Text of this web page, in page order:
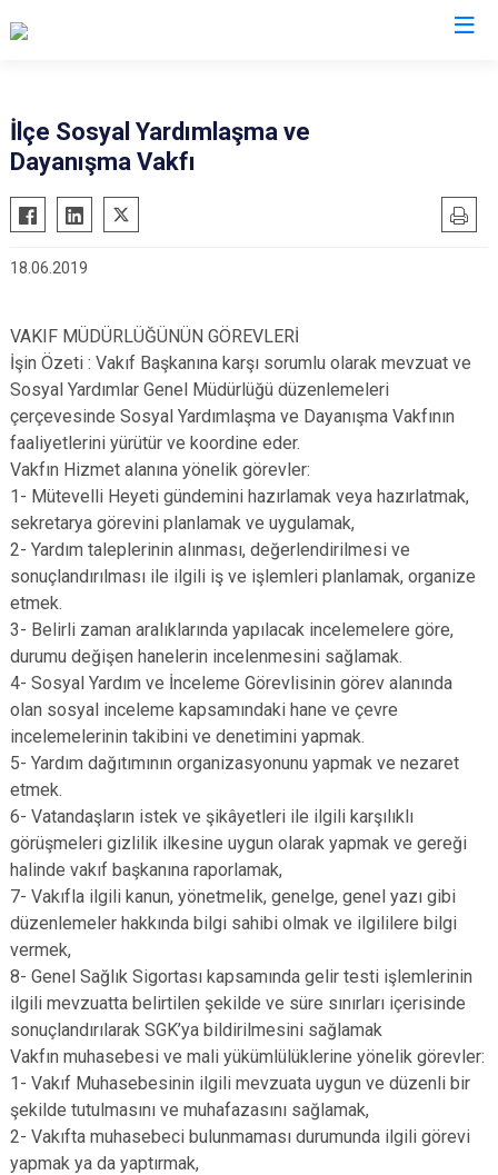
Bozdoğan
Buharkent
Didim
İncirliova
Karacasu
Karpuzlu
Koçarlı
Sultanhisar
Yenipazar
Efeler
İlçe Sosyal Yardımlaşma ve
Dayanışma Vakfı
18.06.2019
VAKIF MÜDÜRLÜĞÜNÜN GÖREVLERİ
İşin Özeti : Vakıf Başkanına karşı sorumlu olarak mevzuat ve
Sosyal Yardımlar Genel Müdürlüğü düzenlemeleri
çerçevesinde Sosyal Yardımlaşma ve Dayanışma Vakfının
faaliyetlerini yürütür ve koordine eder.
Vakfın Hizmet alanına yönelik görevler:
1- Mütevelli Heyeti gündemini hazırlamak veya hazırlatmak,
sekretarya görevini planlamak ve uygulamak,
2- Yardım taleplerinin alınması, değerlendirilmesi ve
sonuçlandırılması ile ilgili iş ve işlemleri planlamak, organize
etmek.
3- Belirli zaman aralıklarında yapılacak incelemelere göre,
durumu değişen hanelerin incelenmesini sağlamak.
4- Sosyal Yardım ve İnceleme Görevlisinin görev alanında
olan sosyal inceleme kapsamındaki hane ve çevre
incelemelerinin takibini ve denetimini yapmak.
5- Yardım dağıtımının organizasyonunu yapmak ve nezaret
etmek.
6- Vatandaşların istek ve şikâyetleri ile ilgili karşılıklı
görüşmeleri gizlilik ilkesine uygun olarak yapmak ve gereği
halinde vakıf başkanına raporlamak,
7- Vakıfla ilgili kanun, yönetmelik, genelge, genel yazı gibi
düzenlemeler hakkında bilgi sahibi olmak ve ilgililere bilgi
vermek,
8- Genel Sağlık Sigortası kapsamında gelir testi işlemlerinin
ilgili mevzuatta belirtilen şekilde ve süre sınırları içerisinde
sonuçlandırılarak SGK’ya bildirilmesini sağlamak
Vakfın muhasebesi ve mali yükümlülüklerine yönelik görevler:
1- Vakıf Muhasebesinin ilgili mevzuata uygun ve düzenli bir
şekilde tutulmasını ve muhafazasını sağlamak,
2- Vakıfta muhasebeci bulunmaması durumunda ilgili görevi
yapmak ya da yaptırmak,